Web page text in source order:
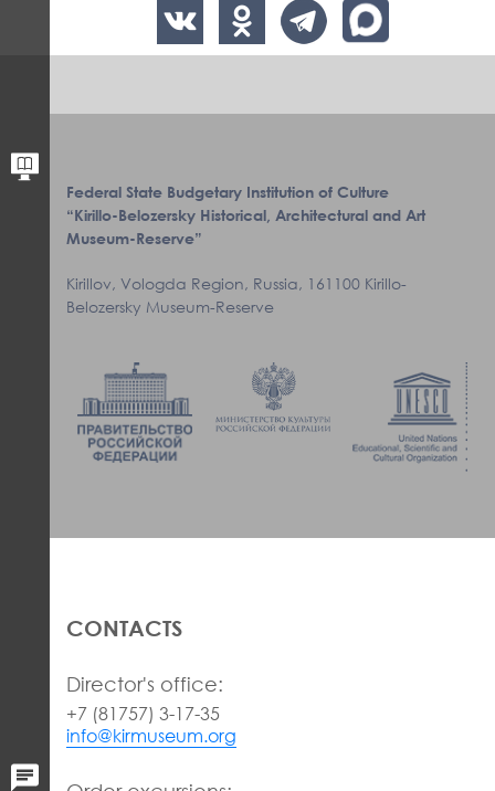
Federal State Budgetary Institution of Culture
“Kirillo-Belozersky Historical, Architectural and Art
Museum-Reserve”
Kirillov, Vologda Region, Russia, 161100 Kirillo-
Belozersky Museum-Reserve
CONTACTS
Director's office:
+7 (81757) 3-17-35
info@kirmuseum.org